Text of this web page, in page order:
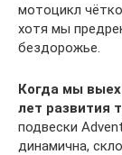
мотоцикл
хотя мы
бездорожье.
Когда мы
лет развития
подвески
динамична,